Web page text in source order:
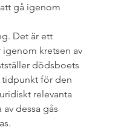
gå igenom
Det är ett
kretsen av
dödsboets
för den
relevanta
dessa gås